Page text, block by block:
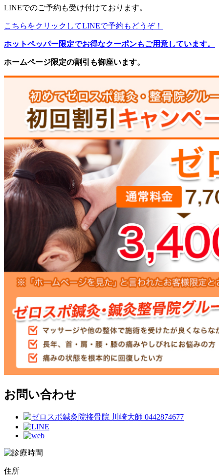
LINEでのご予約も受け付けております。
こちらをクリックしてLINEで予約もどうぞ！
ホットペッパー限定でお得なクーポンもご用意しています。
ホームページ限定の割引も御座います。
お問い合わせ
住所